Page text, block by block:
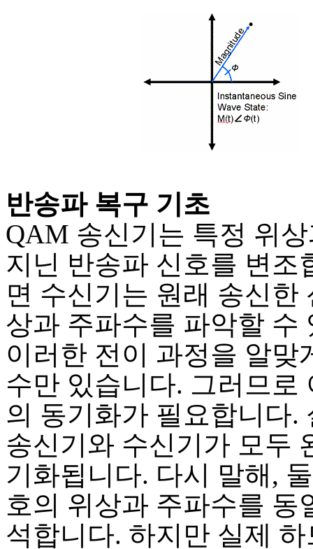
반송파 복구 기초
QAM 송신기는 특정 위
지닌 반송파 신호를 변조
면 수신기는 원래 송신한
상과 주파수를 파악할 수
이러한 전이 과정을 알맞
수만 있습니다. 그러므로
의 동기화가 필요합니다.
송신기와 수신기가 모두
기화됩니다. 다시 말해,
호의 위상과 주파수를 동
석합니다. 하지만 실제